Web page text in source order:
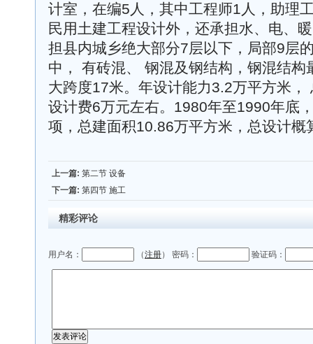
计室，在编5人，其中工程师1人，助理
民用土建工程设计外，还承担水、电、
担县内城乡绝大部分7层以下，局部9层
中， 有砖混、 钢混及钢结构，钢混结
大跨度17米。年设计能力3.2万平方米
设计费6万元左右。1980年至1990年底
项，总建面积10.86万平方米，总设计概
上一篇: 第二节 设备
下一篇: 第四节 施工
精彩评论
用户名： （注册） 密码： 验证码：